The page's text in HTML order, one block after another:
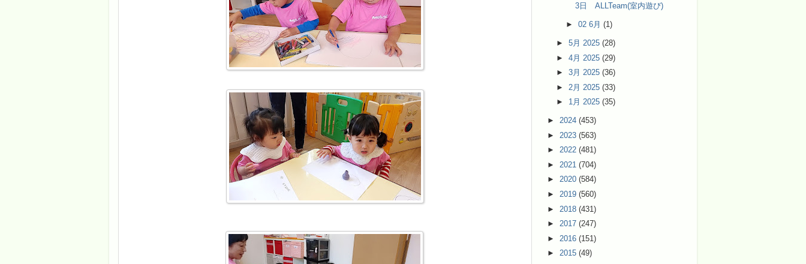
3日 ALLTeam(室内遊び)
► 02 6月 (1)
►5月 2025(28)
►4月 2025(29)
►3月 2025(36)
► 2月 2025(33)
► 1月 2025(35)
► 2024 (453)
► 2023 (563)
► 2022 (481)
► 2021 (704)
► 2020 (584)
► 2019 (560)
► 2018 (431)
► 2017 (247)
► 2016 (151)
► 2015 (49)